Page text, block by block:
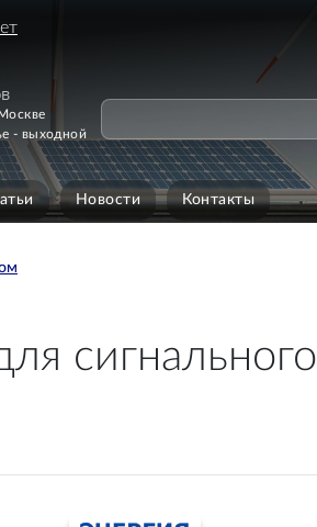
- выходной
Новости Контакты
сигнального